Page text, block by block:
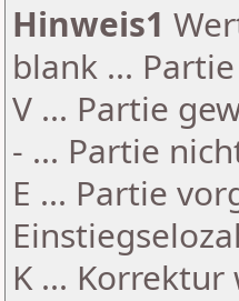
Hinweis1
blank ...
V ... Partie
- ... Partie
E ... Partie
K ...